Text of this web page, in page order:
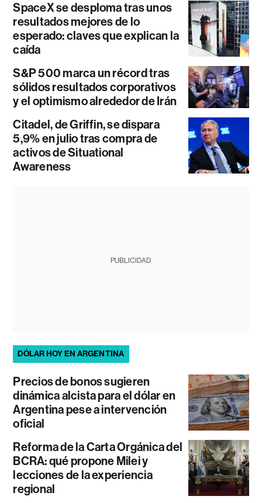
SpaceX se desploma tras unos
resultados mejores de lo
esperado: claves que explican la
caída
S&P 500 marca un récord tras
sólidos resultados corporativos
y el optimismo alrededor de Irán
Citadel, de Griffin, se dispara
5,9% en julio tras compra de
activos de Situational
Awareness
PUBLICIDAD
DÓLAR HOY EN ARGENTINA
Precios de bonos sugieren
dinámica alcista para el dólar en
Argentina pese a intervención
oficial
Reforma de la Carta Orgánica del
BCRA: qué propone Milei y
lecciones de la experiencia
regional